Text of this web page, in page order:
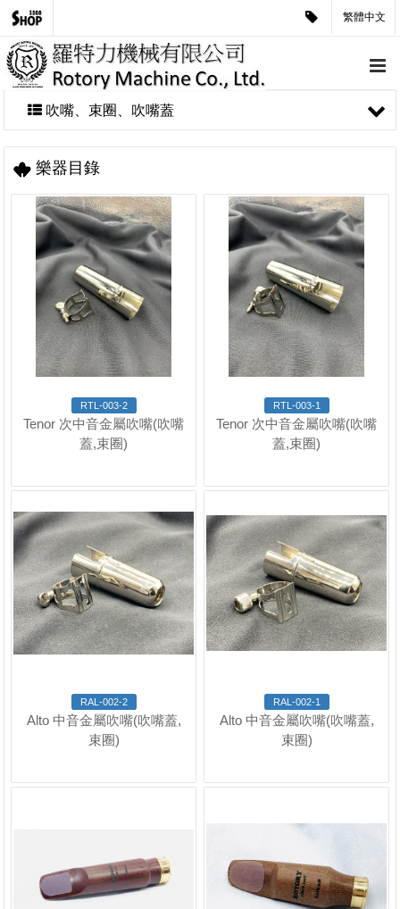
繁體中文
吹嘴、束圈、吹嘴蓋
樂器目錄
RTL-003-2
Tenor 次中音金屬吹嘴(吹嘴
蓋,束圈)
RTL-003-1
Tenor 次中音金屬吹嘴(吹嘴
蓋,束圈)
RAL-002-2
Alto 中音金屬吹嘴(吹嘴蓋,
束圈)
RAL-002-1
Alto 中音金屬吹嘴(吹嘴蓋,
束圈)